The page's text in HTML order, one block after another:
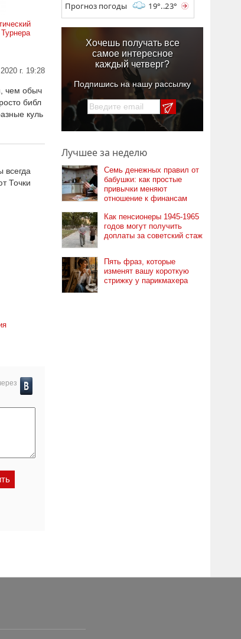
г. 19:28
чем обыч
библ
куль
всегда
Точки
Прогноз погоды 19°..23°
Хочешь получать все
самое интересное
каждый четверг?
Подпишись на нашу рассылку
Лучшее за неделю
Семь денежных правил от
бабушки: как простые
привычки меняют
отношение к финансам
Как пенсионеры 1945-1965
годов могут получить
доплаты за советский стаж
Пять фраз, которые
изменят вашу короткую
стрижку у парикмахера